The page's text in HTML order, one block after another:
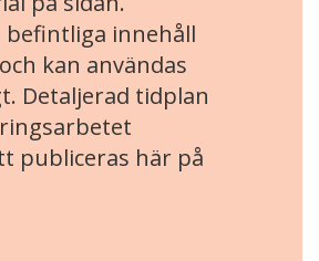
innehåll
kan användas
Detaljerad tidplan
publiceras här på